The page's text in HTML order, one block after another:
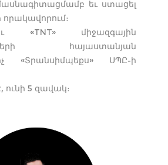
եւ ստացել
«TNT» միջազգային
հայաստանյան
«Տրանսիմպեքս» ՍՊԸ-ի
ունի 5 զավակ։